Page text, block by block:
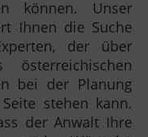
können. Unser
Ihnen die Suche
der über
bei der Planung
stehen kann.
der Anwalt Ihre